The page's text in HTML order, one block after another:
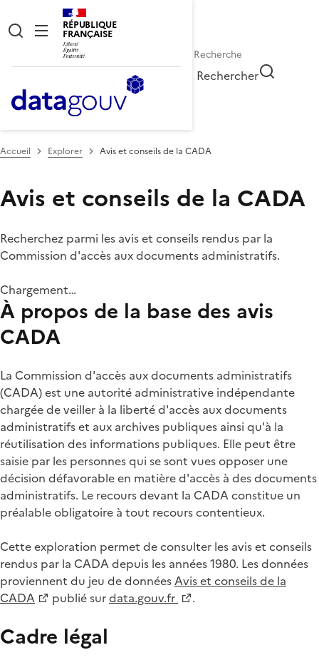
RÉPUBLIQUE
FRANÇAISE
Rechercher
Accueil Explorer Avis et conseils de la CADA
Avis et conseils de la CADA
Recherchez parmi les avis et conseils rendus par la
Commission d'accès aux documents administratifs.
Chargement…
À propos de la base des avis
CADA
La Commission d'accès aux documents administratifs
(CADA) est une autorité administrative indépendante
chargée de veiller à la liberté d'accès aux documents
administratifs et aux archives publiques ainsi qu'à la
réutilisation des informations publiques. Elle peut être
saisie par les personnes qui se sont vues opposer une
décision défavorable en matière d'accès à des documents
administratifs. Le recours devant la CADA constitue un
préalable obligatoire à tout recours contentieux.
Cette exploration permet de consulter les avis et conseils
rendus par la CADA depuis les années 1980. Les données
proviennent du jeu de donnéesAvis et conseils de la
CADA
publié surdata.gouv.fr .
Cadre légal